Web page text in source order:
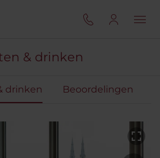
& drinken
drinken Beoordelingen